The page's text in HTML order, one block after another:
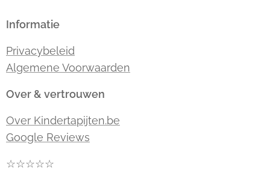
Informatie
Privacybeleid
Algemene Voorwaarden
Over & vertrouwen
Over Kindertapijten.be
Google Reviews
☆☆☆☆☆